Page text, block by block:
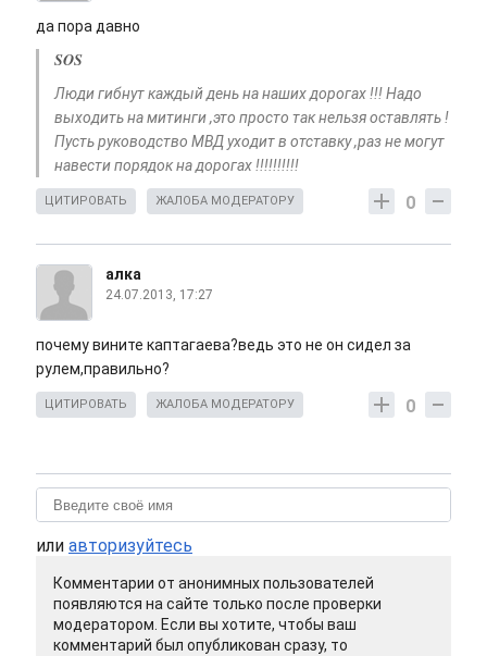
да пора давно
SOS
Люди гибнут каждый день на наших дорогах !!! Надо
выходить на митинги ,это просто так нельзя оставлять !
Пусть руководство МВД уходит в отставку ,раз не могут
навести порядок на дорогах !!!!!!!!!!
0
ЦИТИРОВАТЬ ЖАЛОБА МОДЕРАТОРУ
алка
24.07.2013, 17:27
почему вините каптагаева?ведь это не он сидел за
рулем,правильно?
0
ЦИТИРОВАТЬ ЖАЛОБА МОДЕРАТОРУ
или авторизуйтесь
Комментарии от анонимных пользователей
появляются на сайте только после проверки
модератором. Если вы хотите, чтобы ваш
комментарий был опубликован сразу, то